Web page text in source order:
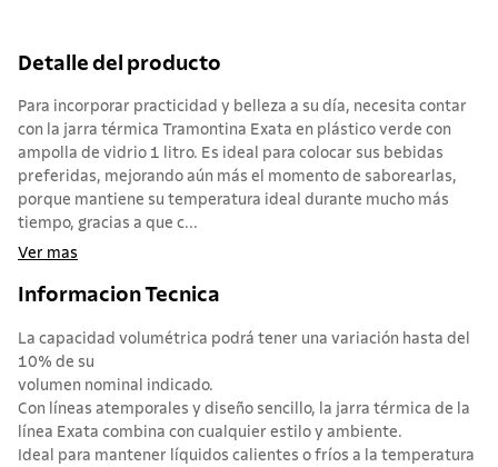
Detalle del producto
Para incorporar practicidad y belleza a su día, necesita contar
con la jarra térmica Tramontina Exata en plástico verde con
ampolla de vidrio 1 litro. Es ideal para colocar sus bebidas
preferidas, mejorando aún más el momento de saborearlas,
porque mantiene su temperatura ideal durante mucho más
tiempo, gracias a que c...
Ver mas
Informacion Tecnica
La capacidad volumétrica podrá tener una variación hasta del
10% de su
volumen nominal indicado.
Con líneas atemporales y diseño sencillo, la jarra térmica de la
línea Exata combina con cualquier estilo y ambiente.
Ideal para mantener líquidos calientes o fríos a la temperatura